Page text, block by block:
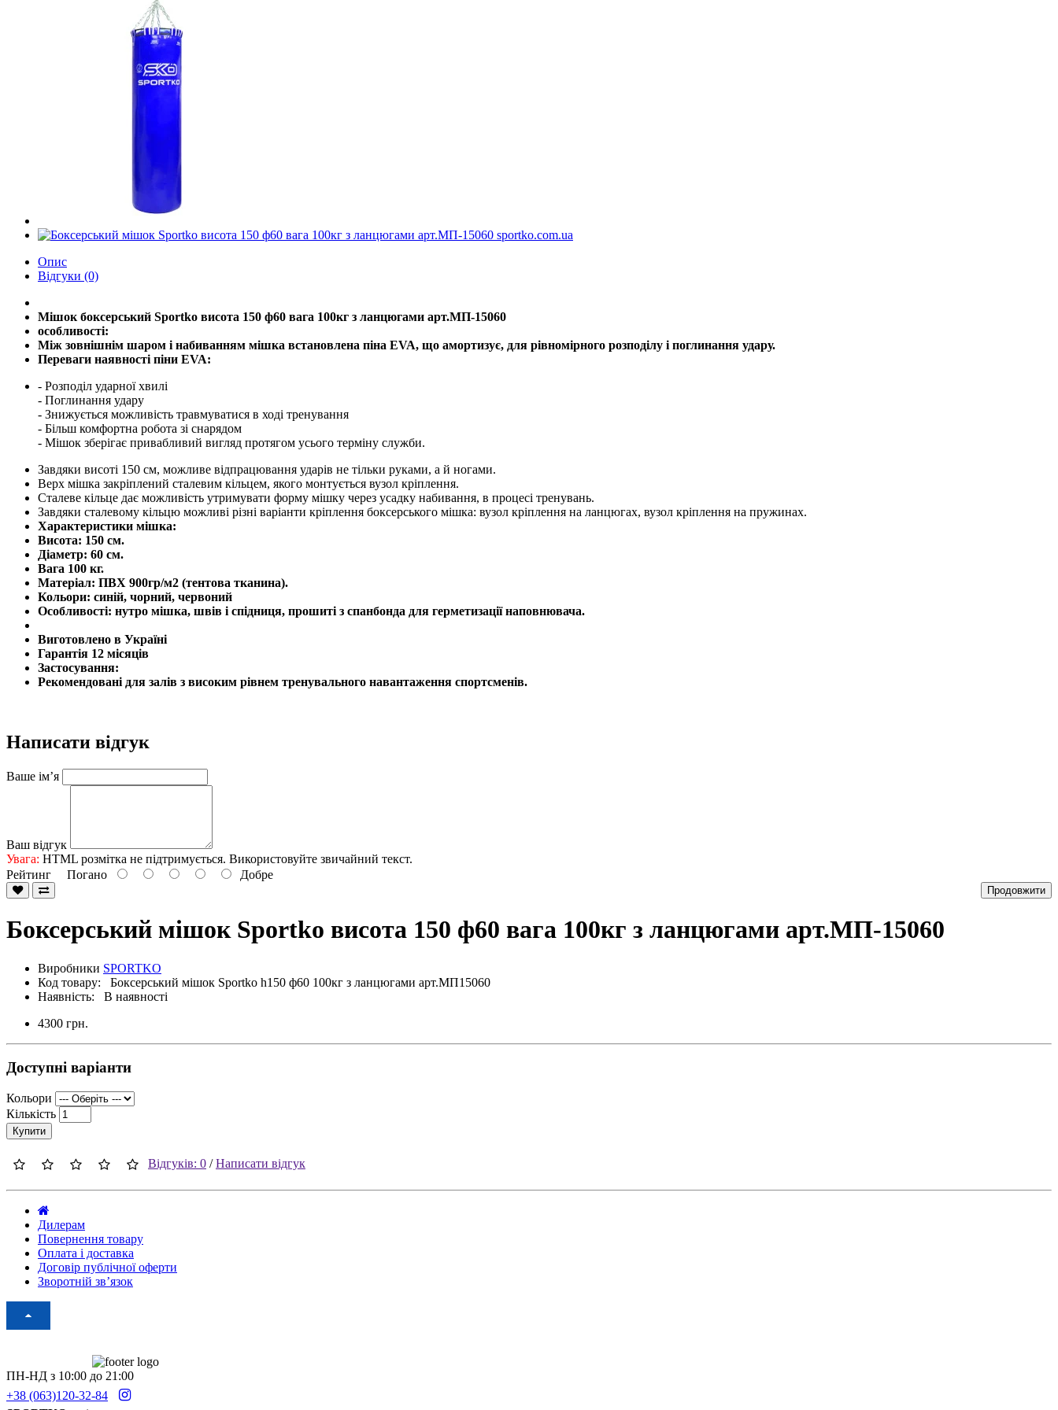
Опис
Відгуки (0)
Мішок боксерський Sportko висота 150 ф60 вага 100кг з ланцюгами арт.МП-15060
особливості:
Між зовнішнім шаром і набиванням мішка встановлена піна EVA, що амортизує, для рівномірного розподілу і поглинання удару.
Переваги наявності піни EVA:
- Розподіл ударної хвилі
- Поглинання удару
- Знижується можливість травмуватися в ході тренування
- Більш комфортна робота зі снарядом
- Мішок зберігає привабливий вигляд протягом усього терміну служби.
Завдяки висоті 150 см, можливе відпрацювання ударів не тільки руками, а й ногами.
Верх мішка закріплений сталевим кільцем, якого монтується вузол кріплення.
Сталеве кільце дає можливість утримувати форму мішку через усадку набивання, в процесі тренувань.
Завдяки сталевому кільцю можливі різні варіанти кріплення боксерського мішка: вузол кріплення на ланцюгах, вузол кріплення на пружинах.
Характеристики мішка:
Висота: 150 см.
Діаметр: 60 см.
Вага 100 кг.
Матеріал: ПВХ 900гр/м2 (тентова тканина).
Кольори: синій, чорний, червоний
Особливості: нутро мішка, швів і спідниця, прошиті з спанбонда для герметизації наповнювача.
Виготовлено в Україні
Гарантія 12 місяців
Застосування:
Рекомендовані для залів з високим рівнем тренувального навантаження спортсменів.
Написати відгук
Ваше ім’я
Ваш відгук
Увага: HTML розмітка не підтримується. Використовуйте звичайний текст.
Рейтинг Погано Добре
Продовжити
Боксерський мішок Sportko висота 150 ф60 вага 100кг з ланцюгами арт.МП-15060
Виробники SPORTKO
Код товару: Боксерський мішок Sportko h150 ф60 100кг з ланцюгами арт.МП15060
Наявність: В наявності
4300 грн.
Доступні варіанти
Кольори
Кількість
Купити
Відгуків: 0 /Написати відгук
Дилерам
Повернення товару
Оплата і доставка
Договір публічної оферти
Зворотній зв’язок
ПН-НД з 10:00 до 21:00
+38 (063)120-32-84